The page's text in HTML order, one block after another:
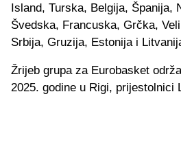
Island, Turska, Belgija, Španija,
Švedska, Francuska, Grčka,
Srbija, Gruzija, Estonija i
Žrijeb grupa za Eurobasket
2025. godine u Rigi, prijestolnici